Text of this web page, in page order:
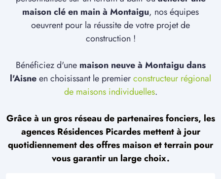
maison clé en main à Montaigu, nos équipes
oeuvrent pour la réussite de votre projet de
construction !
Bénéficiez d'une maison neuve à Montaigu dans
l'Aisneen choisissant le premierconstructeur régional
de maisons individuelles.
Grâce à un gros réseau de partenaires fonciers, les
agences Résidences Picardes mettent à jour
quotidiennement des offres maison et terrain pour
vous garantir un large choix.